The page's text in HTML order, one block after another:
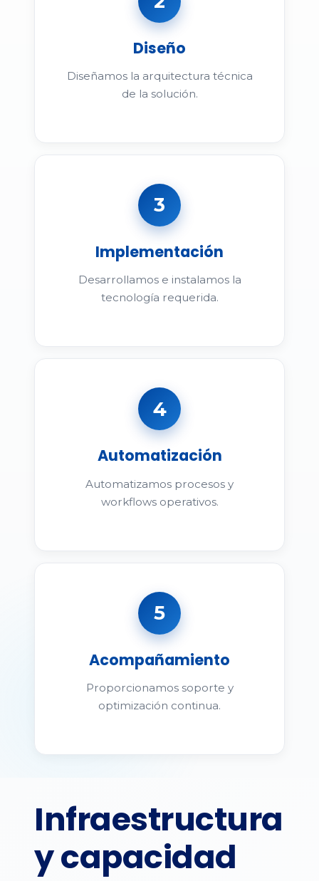
Diseño
Diseñamos la arquitectura técnica
de la solución.
3
Implementación
Desarrollamos e instalamos la
tecnología requerida.
4
Automatización
Automatizamos procesos y
workflows operativos.
5
Acompañamiento
Proporcionamos soporte y
optimización continua.
Infraestructura
y capacidad